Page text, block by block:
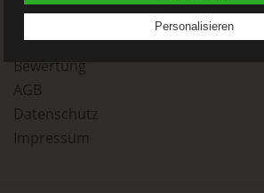
Anfrage
Kontakt
Bewertung
AGB
Datenschutz
Impressum
d) Einschränkung der Verarbeitung
Einschränkung der Verarbeitung ist die
künftige Verarbeitung einzuschränken.
e) Profiling
Personalisieren